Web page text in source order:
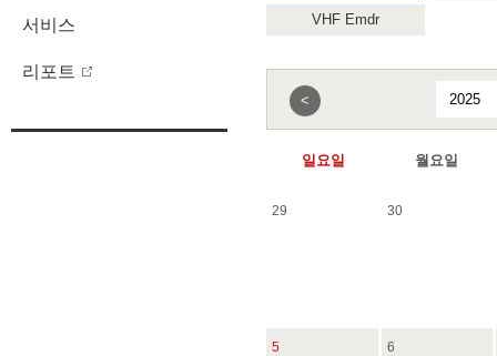
서비스
리포트
VHF Emdr
<
일요일 월요일
29 30
5 6